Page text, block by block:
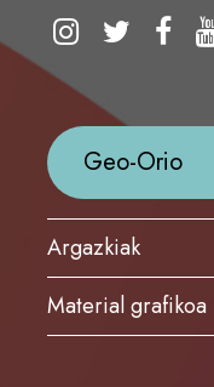
Geo-Orio
Argazkiak
Material grafikoa